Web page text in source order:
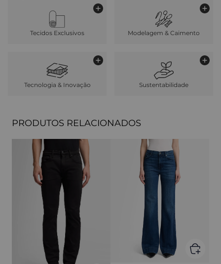
Tecidos Exclusivos Modelagem & Caimento
Tecnologia & Inovação Sustentabilidade
PRODUTOS RELACIONADOS